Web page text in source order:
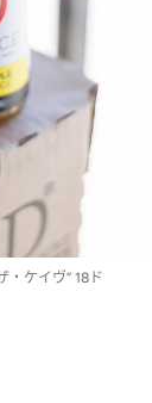
・ケイヴ” 18ド